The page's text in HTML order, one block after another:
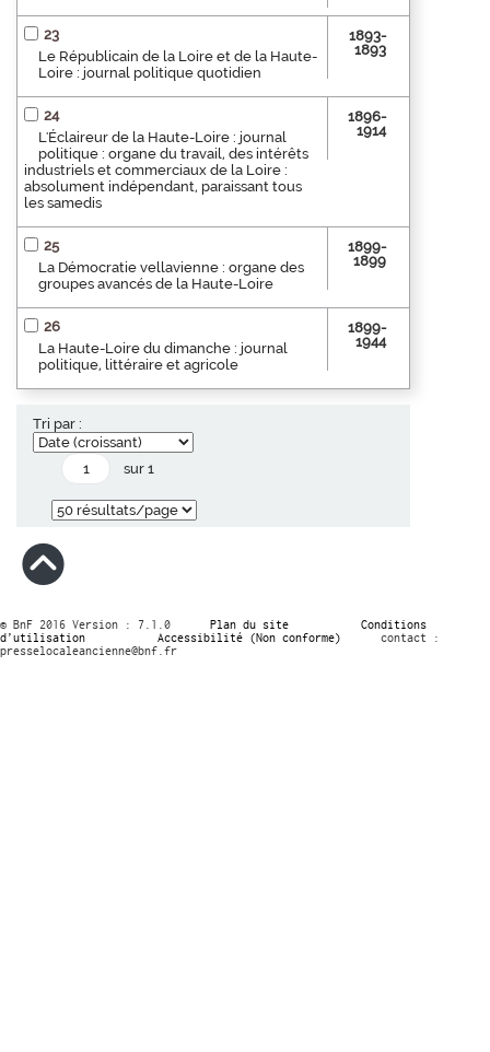
23
Le Républicain de la Loire et de la Haute-
Loire : journal politique quotidien
1893-
1893
24
L'Éclaireur de la Haute-Loire : journal
politique : organe du travail, des intérêts
industriels et commerciaux de la Loire :
absolument indépendant, paraissant tous
les samedis
1896-
1914
25
La Démocratie vellavienne : organe des
groupes avancés de la Haute-Loire
1899-
1899
26
La Haute-Loire du dimanche : journal
politique, littéraire et agricole
1899-
1944
Tri par :
sur 1
© BnF 2016 Version : 7.1.0 Plan du site
Conditions
d’utilisation
Accessibilité (Non conforme)
contact :
presselocaleancienne@bnf.fr